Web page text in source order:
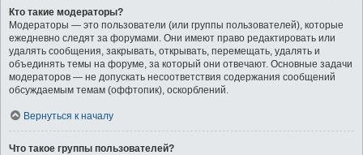
Кто такие модераторы?
Модераторы — это пользователи (или группы пользователей), которые
ежедневно следят за форумами. Они имеют право редактировать или
удалять сообщения, закрывать, открывать, перемещать, удалять и
объединять темы на форуме, за который они отвечают. Основные задачи
модераторов — не допускать несоответствия содержания сообщений
обсуждаемым темам (оффтопик), оскорблений.
Вернуться к началу
Что такое группы пользователей?